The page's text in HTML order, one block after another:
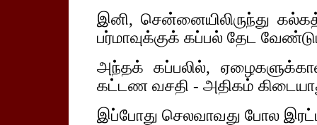
இனி, சென்னையிலிருந்து
பர்மாவுக்குக் கப்பல் தேட
அந்தக் கப்பலில்,
கட்டண வசதி - அதிகம்
இப்போது செலவாவது போல